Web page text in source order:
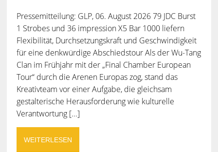
Pressemitteilung: GLP, 06. August 2026 79 JDC Burst
1 Strobes und 36 impression X5 Bar 1000 liefern
Flexibilität, Durchsetzungskraft und Geschwindigkeit
für eine denkwürdige Abschiedstour Als der Wu-Tang
Clan im Frühjahr mit der „Final Chamber European
Tour“ durch die Arenen Europas zog, stand das
Kreativteam vor einer Aufgabe, die gleichsam
gestalterische Herausforderung wie kulturelle
Verantwortung [...]
WEITERLESEN